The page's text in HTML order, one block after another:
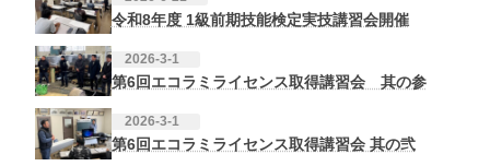
令和8年度 1級前期技能検定実技講習会開催
2026-3-1
第6回エコラミライセンス取得講習会 其の参
2026-3-1
第6回エコラミライセンス取得講習会 其の弐